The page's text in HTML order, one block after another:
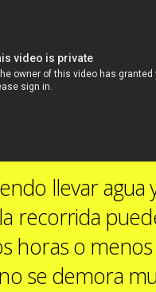
llevar agua
recorrida
horas o menos
se demora